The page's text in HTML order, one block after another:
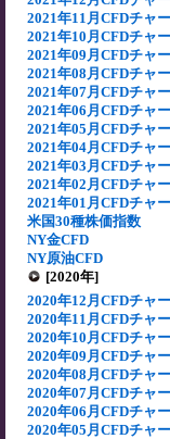
2021年11月CFDチャ
2021年10月CFDチャ
2021年09月CFDチャ
2021年08月CFDチャ
2021年07月CFDチャ
2021年06月CFDチャ
2021年05月CFDチャ
2021年04月CFDチャ
2021年03月CFDチャ
2021年02月CFDチャ
2021年01月CFDチャ
米国30種株価指数
NY金CFD
NY原油CFD
[2020年]
2020年12月CFDチャ
2020年11月CFDチャ
2020年10月CFDチャ
2020年09月CFDチャ
2020年08月CFDチャ
2020年07月CFDチャ
2020年06月CFDチャ
2020年05月CFDチャ